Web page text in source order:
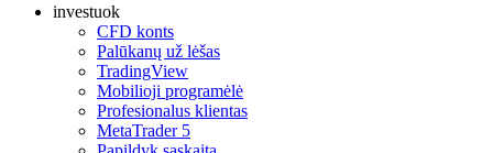
investuok
CFD konts
Palūkanų už lėšas
TradingView
Mobilioji programėlė
Profesionalus klientas
MetaTrader 5